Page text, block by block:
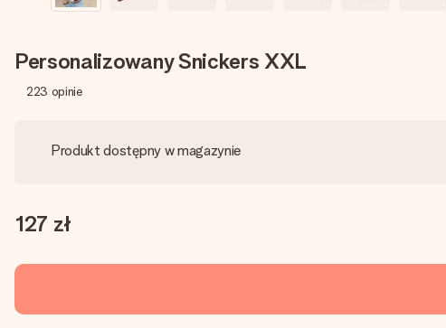
Personalizowany Snickers XXL
223 opinie
Produkt dostępny w magazynie
127 zł